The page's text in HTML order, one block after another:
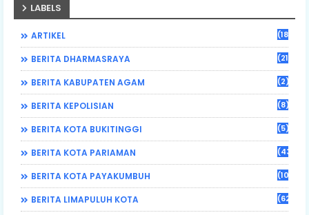
LABELS
ARTIKEL (184)
BERITA DHARMASRAYA (21)
BERITA KABUPATEN AGAM (2)
BERITA KEPOLISIAN (8)
BERITA KOTA BUKITINGGI (5)
BERITA KOTA PARIAMAN (43)
BERITA KOTA PAYAKUMBUH (108)
BERITA LIMAPULUH KOTA (62)